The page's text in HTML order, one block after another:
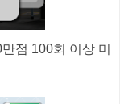
점 100회 이상 미